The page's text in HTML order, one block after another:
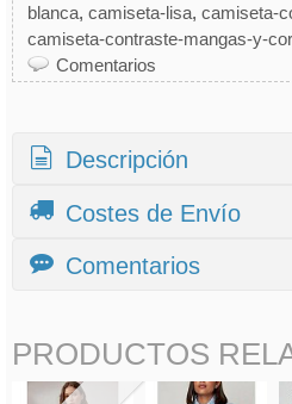
blanca camiseta-lisa camiseta-
camiseta-contraste-mangas-y-
Comentarios
Descripción
Costes de Envío
Comentarios
PRODUCTOS